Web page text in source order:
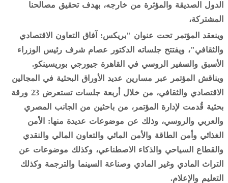
الدول الصديقة والمؤثرة من خارجه، بهدف تحقيق مصالحنا
المشتركة،
وينعقد المؤتمر تحت عنوان "بريكس: آفاق التعاون الاقتصادي
والثقافي"، ويفتتح جلساته الدكتور عصام شرف رئيس الوزراء
الأسبق والسفير الروسي في القاهرة جيورجي بوريسينكو.
ويناقش المؤتمر عبر مسارين عديد الأوراق البحثية في المجالين
الاقتصادي والثقافي، من خلال أربعة جلسات تستعرض 23 ورقة
بحثية قُدمت لإدارة المؤتمر، من باحثين من الجانب المصري
والعربي والروسي، وذلك عن موضوعات عديدة منها: الأمن
الغذائي وأمن الطاقة والأمن المائي والتعاون المالي والنقدي
والقطاع السياحي والذكاء الاصطناعي، وكذلك موضوعات عن
التراث المادي وغير المادي وصناعة السينما والترجمة وكذلك
التعليم والإعلام.